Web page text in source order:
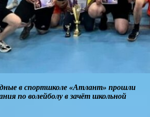
в спортшколе «Атлант» прошли
по волейболу в зачёт школьной